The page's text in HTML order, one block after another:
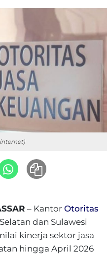
– Kantor Otoritas
dan Sulawesi
kinerja sektor jasa
hingga April 2026